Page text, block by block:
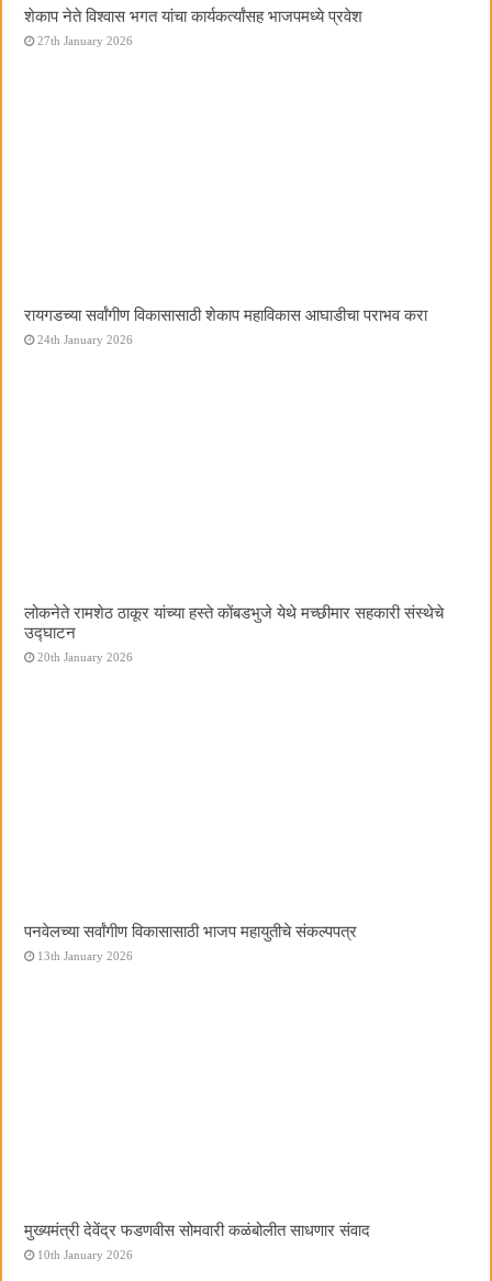
शेकाप नेते विश्वास भगत यांचा कार्यकर्त्यांसह भाजपमध्ये प्रवेश
27th January 2026
रायगडच्या सर्वांगीण विकासासाठी शेकाप महाविकास आघाडीचा पराभव करा
24th January 2026
लोकनेते रामशेठ ठाकूर यांच्या हस्ते कोंबडभुजे येथे मच्छीमार सहकारी संस्थेचे
उद्घाटन
20th January 2026
पनवेलच्या सर्वांगीण विकासासाठी भाजप महायुतीचे संकल्पपत्र
13th January 2026
मुख्यमंत्री देवेंद्र फडणवीस सोमवारी कळंबोलीत साधणार संवाद
10th January 2026